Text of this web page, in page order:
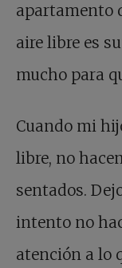
apartamento
aire libre es
mucho para
Cuando mi
libre, no
sentados.
intento no
atención a lo